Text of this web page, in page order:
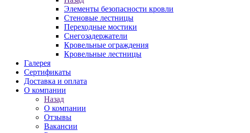
Элементы безопасности кровли
Стеновые лестницы
Переходные мостики
Снегозадержатели
Кровельные ограждения
Кровельные лестницы
Галерея
Сертификаты
Доставка и оплата
О компании
Назад
О компании
Отзывы
Вакансии